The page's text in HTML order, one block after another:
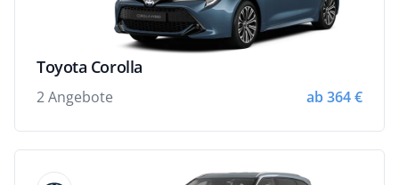
Toyota Corolla
2 Angebote ab 364 €